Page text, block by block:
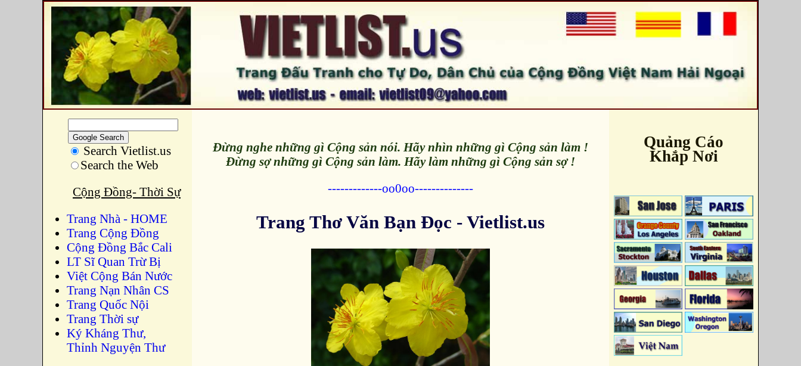
Search Vietlist.us
Search the Web
Cộng Đồng- Thời Sự
Trang Nhà - HOME
Trang Cộng Đồng
Cộng Đồng Bắc Cali
LT Sĩ Quan Trừ Bị
Việt Cộng Bán Nước
Trang Nạn Nhân CS
Trang Quốc Nội
Trang Thời sự
Ký Kháng Thư,
Thỉnh Nguyện Thư
Quảng Cáo
Khắp Nơi
Đừng nghe những gì Cộng sản nói. Hãy nhìn những gì Cộng sản làm !
Đừng sợ những gì Cộng sản làm. Hãy làm những gì Cộng sản sợ !
-------------oo0oo--------------
Trang Thơ Văn Bạn Đọc - Vietlist.us